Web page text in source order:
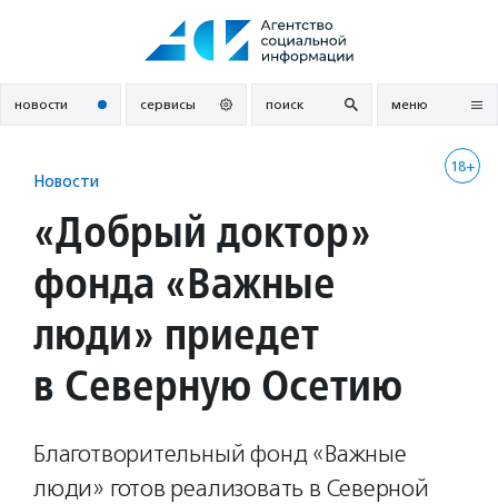
новости сервисы поиск меню
18+
Новости
«Добрый доктор»
фонда «Важные
люди» приедет
в Северную Осетию
Благотворительный фонд «Важные
люди» готов реализовать в Северной